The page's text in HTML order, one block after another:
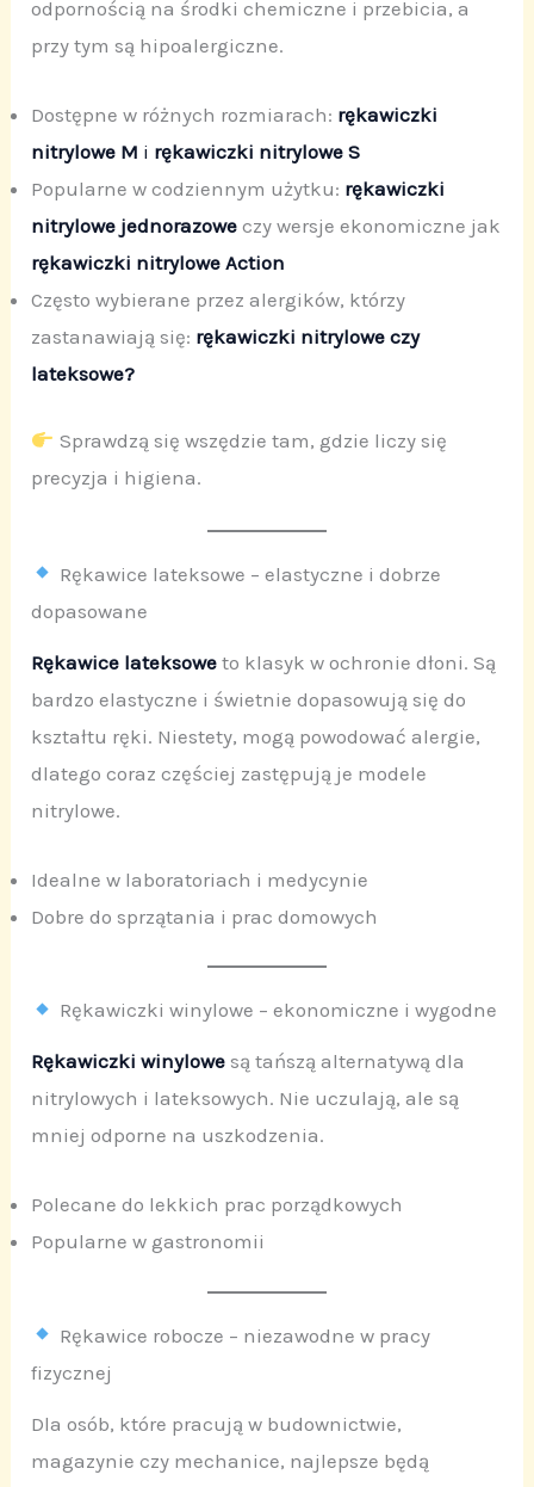
odpornością na środki chemiczne i przebicia, a
przy tym są hipoalergiczne.
Dostępne w różnych rozmiarach: rękawiczki
nitrylowe M i rękawiczki nitrylowe S
Popularne w codziennym użytku: rękawiczki
nitrylowe jednorazowe czy wersje ekonomiczne jak
rękawiczki nitrylowe Action
Często wybierane przez alergików, którzy
zastanawiają się: rękawiczki nitrylowe czy
lateksowe?
Sprawdzą się wszędzie tam, gdzie liczy się
precyzja i higiena.
Rękawice lateksowe – elastyczne i dobrze
dopasowane
Rękawice lateksowe to klasyk w ochronie dłoni. Są
bardzo elastyczne i świetnie dopasowują się do
kształtu ręki. Niestety, mogą powodować alergie,
dlatego coraz częściej zastępują je modele
nitrylowe.
Idealne w laboratoriach i medycynie
Dobre do sprzątania i prac domowych
Rękawiczki winylowe – ekonomiczne i wygodne
Rękawiczki winylowe są tańszą alternatywą dla
nitrylowych i lateksowych. Nie uczulają, ale są
mniej odporne na uszkodzenia.
Polecane do lekkich prac porządkowych
Popularne w gastronomii
Rękawice robocze – niezawodne w pracy
fizycznej
Dla osób, które pracują w budownictwie,
magazynie czy mechanice, najlepsze będą